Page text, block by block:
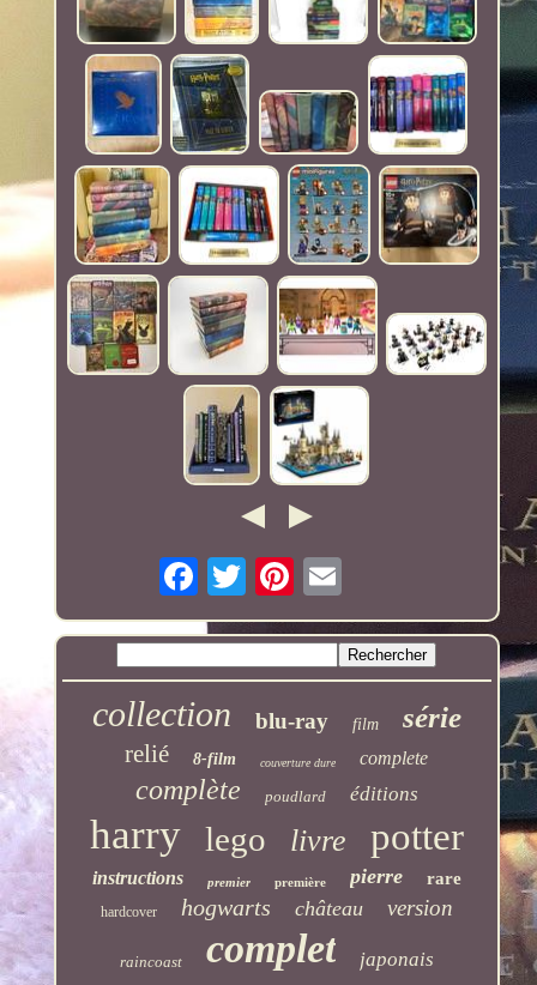
collection blu-ray film série
relié 8-film couverture dure complete
complète poudlard éditions
harry lego livre potter
instructions premier première pierre rare
hardcover hogwarts château version
raincoast complet japonais